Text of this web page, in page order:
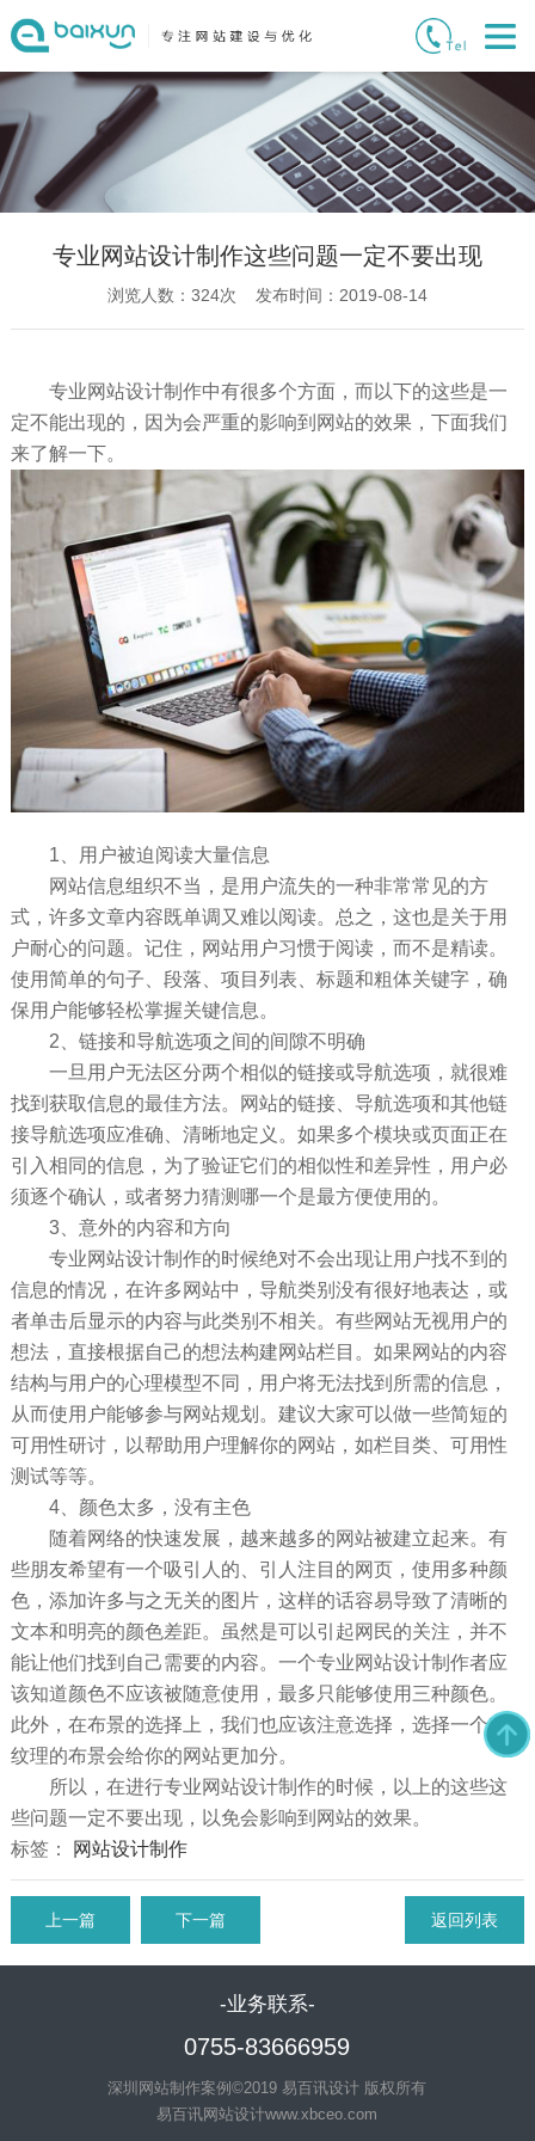
专业网站设计制作这些问题一定不要出现
浏览人数： 324次 发布时间：2019-08-14
专业网站设计制作中有很多个方面，而以下的这些是一
定不能出现的，因为会严重的影响到网站的效果，下面我们
来了解一下。
1、用户被迫阅读大量信息
网站信息组织不当，是用户流失的一种非常常见的方
式，许多文章内容既单调又难以阅读。总之，这也是关于用
户耐心的问题。记住，网站用户习惯于阅读，而不是精读。
使用简单的句子、段落、项目列表、标题和粗体关键字，确
保用户能够轻松掌握关键信息。
2、链接和导航选项之间的间隙不明确
一旦用户无法区分两个相似的链接或导航选项，就很难
找到获取信息的最佳方法。网站的链接、导航选项和其他链
接导航选项应准确、清晰地定义。如果多个模块或页面正在
引入相同的信息，为了验证它们的相似性和差异性，用户必
须逐个确认，或者努力猜测哪一个是最方便使用的。
3、意外的内容和方向
专业网站设计制作的时候绝对不会出现让用户找不到的
信息的情况，在许多网站中，导航类别没有很好地表达，或
者单击后显示的内容与此类别不相关。有些网站无视用户的
想法，直接根据自己的想法构建网站栏目。如果网站的内容
结构与用户的心理模型不同，用户将无法找到所需的信息，
从而使用户能够参与网站规划。建议大家可以做一些简短的
可用性研讨，以帮助用户理解你的网站，如栏目类、可用性
测试等等。
4、颜色太多，没有主色
随着网络的快速发展，越来越多的网站被建立起来。有
些朋友希望有一个吸引人的、引人注目的网页，使用多种颜
色，添加许多与之无关的图片，这样的话容易导致了清晰的
文本和明亮的颜色差距。虽然是可以引起网民的关注，并不
能让他们找到自己需要的内容。一个专业网站设计制作者应
该知道颜色不应该被随意使用，最多只能够使用三种颜色。
此外，在布景的选择上，我们也应该注意选择，选择一个有
纹理的布景会给你的网站更加分。
所以，在进行专业网站设计制作的时候，以上的这些这
些问题一定不要出现，以免会影响到网站的效果。
标签：
网站设计制作
上一篇 下一篇 返回列表
-业务联系-
0755-83666959
深圳网站制作案例©2019 易百讯设计 版权所有
易百讯网站设计www.xbceo.com